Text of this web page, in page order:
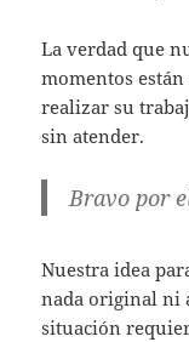
La verdad que
momentos
realizar su
sin atender.
Bravo por
Nuestra idea
nada original ni
situación